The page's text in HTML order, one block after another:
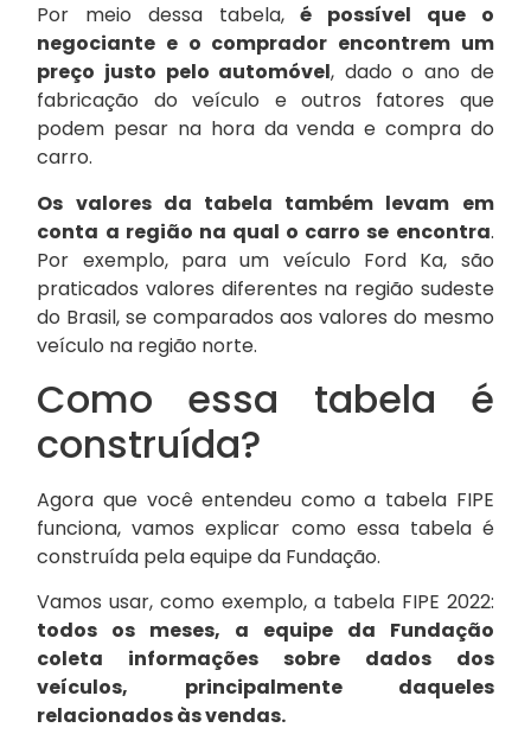
Por meio dessa tabela,é possível que o
negociante e o comprador encontrem um
preço justo pelo automóvel, dado o ano de
fabricação do veículo e outros fatores que
podem pesar na hora da venda e compra do
carro.
Os valores da tabela também levam em
conta a região na qual o carro se encontra.
Por exemplo, para um veículo Ford Ka, são
praticados valores diferentes na região sudeste
do Brasil, se comparados aos valores do mesmo
veículo na região norte.
Como essa tabela é
construída?
Agora que você entendeu como a tabela FIPE
funciona, vamos explicar como essa tabela é
construída pela equipe da Fundação.
Vamos usar, como exemplo, a tabela FIPE 2022:
todos os meses, a equipe da Fundação
coleta informações sobre dados dos
veículos, principalmente daqueles
relacionados às vendas.